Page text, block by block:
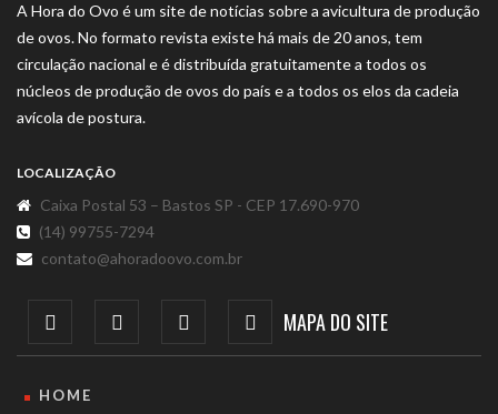
A Hora do Ovo é um site de notícias sobre a avicultura de produção
de ovos. No formato revista existe há mais de 20 anos, tem
circulação nacional e é distribuída gratuitamente a todos os
núcleos de produção de ovos do país e a todos os elos da cadeia
avícola de postura.
LOCALIZAÇÃO
Caixa Postal 53 – Bastos SP - CEP 17.690-970
(14) 99755-7294
contato@ahoradoovo.com.br
MAPA DO SITE
HOME